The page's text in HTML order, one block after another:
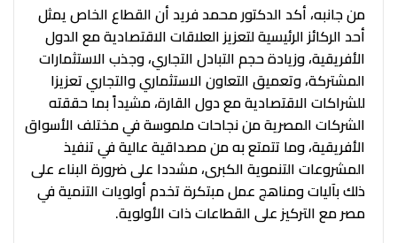
من جانبه، أكد الدكتور محمد فريد أن القطاع الخاص يمثل
أحد الركائز الرئيسية لتعزيز العلاقات الاقتصادية مع الدول
الأفريقية، وزيادة حجم التبادل التجاري، وجذب الاستثمارات
المشتركة، وتعميق التعاون الاستثماري والتجاري تعزيزا
للشراكات الاقتصادية مع دول القارة، مشيداً بما حققته
الشركات المصرية من نجاحات ملموسة في مختلف الأسواق
الأفريقية، وما تتمتع به من مصداقية عالية في تنفيذ
المشروعات التنموية الكبرى، مشددا على ضرورة البناء على
ذلك بآليات ومناهج عمل مبتكرة تخدم أولويات التنمية في
مصر مع التركيز على القطاعات ذات الأولوية.